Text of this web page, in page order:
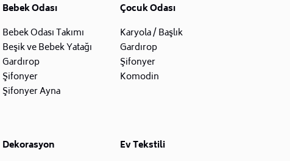
Bebek Odası
Bebek Odası Takımı
Beşik ve Bebek Yatağı
Gardırop
Şifonyer
Şifonyer Ayna
Çocuk Odası
Karyola / Başlık
Gardırop
Şifonyer
Komodin
Dekorasyon
Ev Tekstili